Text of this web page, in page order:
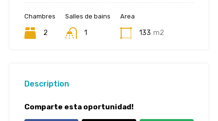
Chambres
2
Salles de bains
1
Area
133 m2
Description
Comparte esta oportunidad!